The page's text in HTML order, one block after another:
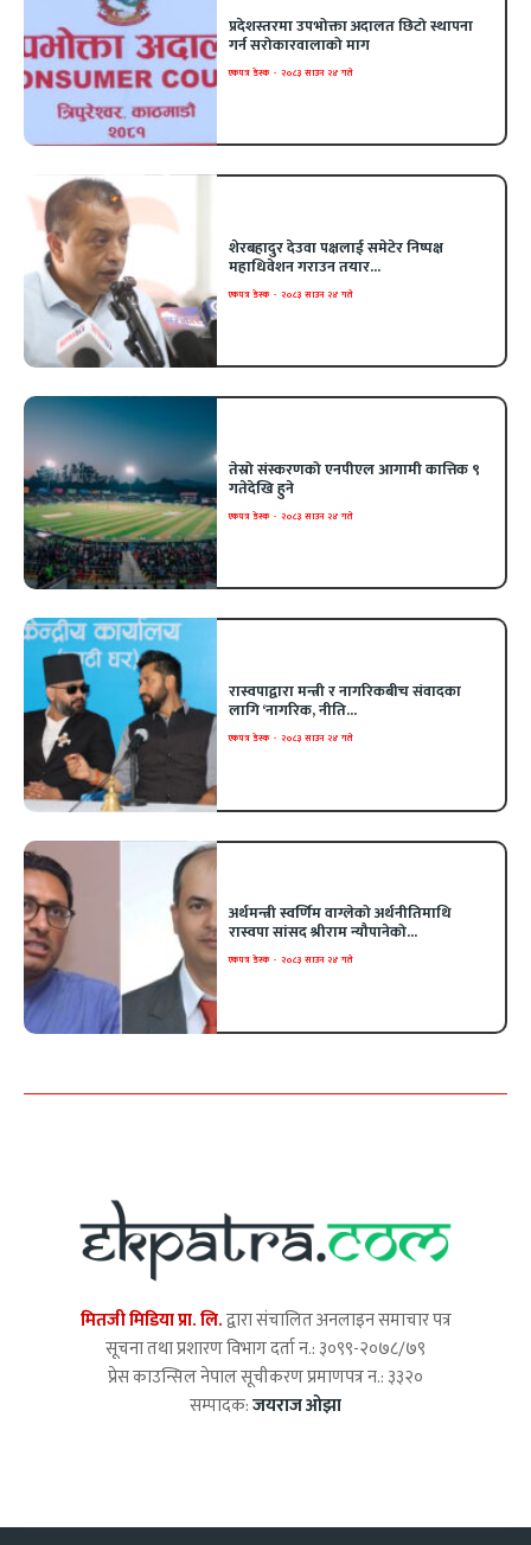
प्रदेशस्तरमा उपभोक्ता अदालत छिटो स्थापना
गर्न सरोकारवालाको माग
एकपत्र डेस्क - २०८३ साउन २४ गते
शेरबहादुर देउवा पक्षलाई समेटेर निष्पक्ष
महाधिवेशन गराउन तयार...
एकपत्र डेस्क - २०८३ साउन २४ गते
तेस्रो संस्करणको एनपीएल आगामी कात्तिक ९
गतेदेखि हुने
एकपत्र डेस्क - २०८३ साउन २४ गते
रास्वपाद्वारा मन्त्री र नागरिकबीच संवादका
लागि ‘नागरिक, नीति...
एकपत्र डेस्क - २०८३ साउन २४ गते
अर्थमन्त्री स्वर्णिम वाग्लेको अर्थनीतिमाथि
रास्वपा सांसद श्रीराम न्यौपानेको...
एकपत्र डेस्क - २०८३ साउन २४ गते
मितजी मिडिया प्रा. लि.द्वारा संचालित अनलाइन समाचार पत्र
सूचना तथा प्रशारण विभाग दर्ता न.: ३०९९-२०७८/७९
प्रेस काउन्सिल नेपाल सूचीकरण प्रमाणपत्र न.: ३३२०
सम्पादक:जयराज ओझा